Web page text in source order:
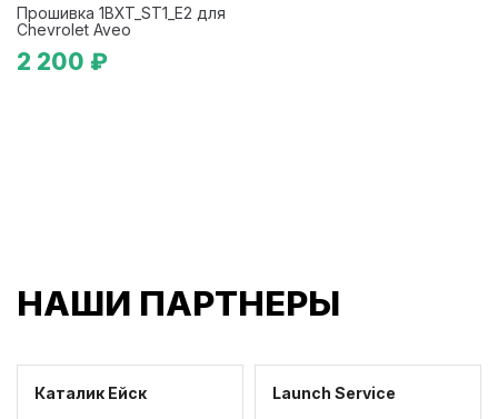
Прошивка 1BXT_ST1_E2 для
Chevrolet Aveo
2 200 ₽
НАШИ ПАРТНЕРЫ
Каталик Ейск Launch Service